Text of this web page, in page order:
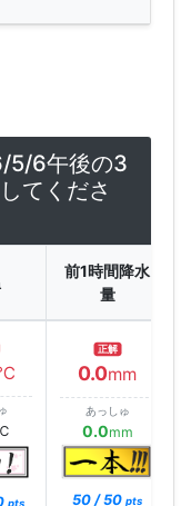
5/6午後の3
てくださ
前1時間降水
量
pts
正解
0.0mm
あっしゅ
0.0mm
50 / 50 pts